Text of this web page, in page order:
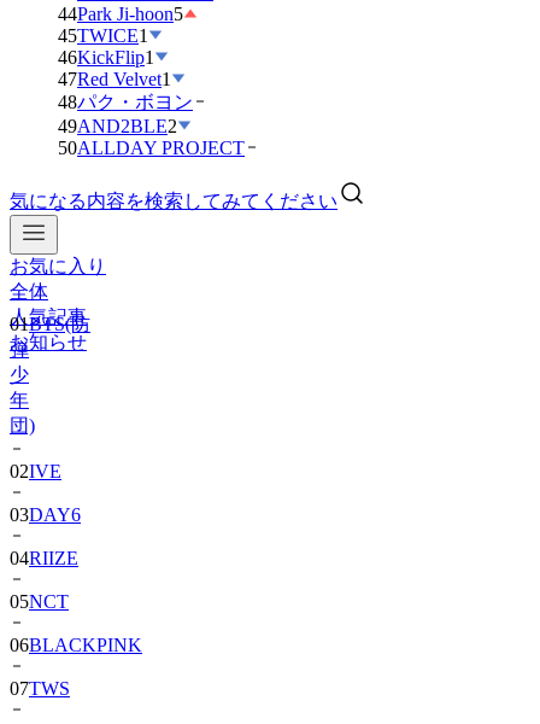
44Park Ji-hoon5
45TWICE1
46KickFlip1
47Red Velvet1
48パク・ボヨン
49AND2BLE2
50ALLDAY PROJECT
気になる内容を検索してみてください
お気に入り
全体
人気記事
お知らせ
01BTS(防
弾
少
年
団)
02 IVE
03DAY6
04RIIZE
05NCT
06BLACKPINK
07TWS
08
ピ